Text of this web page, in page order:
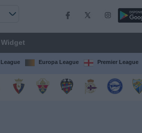
Widget
Europa League Premier League